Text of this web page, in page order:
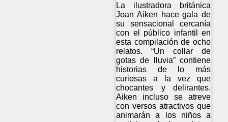
La ilustradora británica
Joan Aiken hace gala de
su sensacional cercanía
con el público infantil en
esta compilación de ocho
relatos. “Un collar de
gotas de lluvia” contiene
historias de lo más
curiosas a la vez que
chocantes y delirantes.
Aiken incluso se atreve
con versos atractivos que
animarán a los niños a